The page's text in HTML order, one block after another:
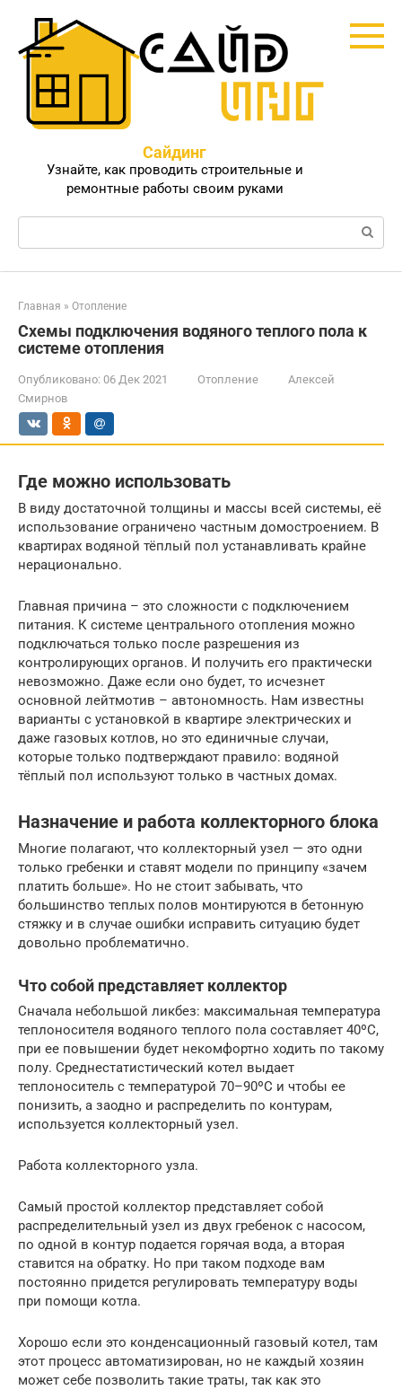
контенту
Сайдинг
Узнайте, как проводить строительные и
ремонтные работы своим руками
Поиск:
Главная » Отопление
Схемы подключения водяного теплого пола к
системе отопления
Опубликовано: 06 Дек 2021 Отопление
Алексей
Смирнов
Где можно использовать
В виду достаточной толщины и массы всей системы, её
использование ограничено частным домостроением. В
квартирах водяной тёплый пол устанавливать крайне
нерационально.
Главная причина – это сложности с подключением
питания. К системе центрального отопления можно
подключаться только после разрешения из
контролирующих органов. И получить его практически
невозможно. Даже если оно будет, то исчезнет
основной лейтмотив – автономность. Нам известны
варианты с установкой в квартире электрических и
даже газовых котлов, но это единичные случаи,
которые только подтверждают правило: водяной
тёплый пол используют только в частных домах.
Назначение и работа коллекторного блока
Многие полагают, что коллекторный узел — это одни
только гребенки и ставят модели по принципу «зачем
платить больше». Но не стоит забывать, что
большинство теплых полов монтируются в бетонную
стяжку и в случае ошибки исправить ситуацию будет
довольно проблематично.
Что собой представляет коллектор
Сначала небольшой ликбез: максимальная температура
теплоносителя водяного теплого пола составляет 40ºС,
при ее повышении будет некомфортно ходить по такому
полу. Среднестатистический котел выдает
теплоноситель с температурой 70–90ºС и чтобы ее
понизить, а заодно и распределить по контурам,
используется коллекторный узел.
Работа коллекторного узла.
Самый простой коллектор представляет собой
распределительный узел из двух гребенок с насосом,
по одной в контур подается горячая вода, а вторая
ставится на обратку. Но при таком подходе вам
постоянно придется регулировать температуру воды
при помощи котла.
Хорошо если это конденсационный газовый котел, там
этот процесс автоматизирован, но не каждый хозяин
может себе позволить такие траты, так как это